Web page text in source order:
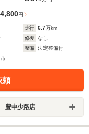
円
走行 6.7万km
修復
なし
整備
法定整備付
頼
豊中少路店